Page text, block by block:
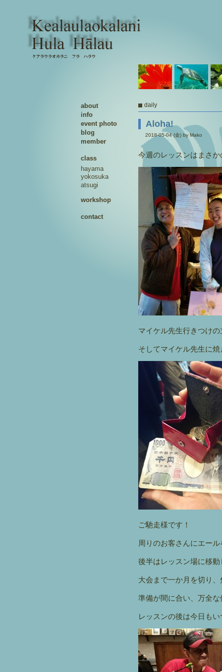
daily
Aloha!
2018-05-04 (金) by Mako
今週のレッスンはまさ
マイケル先生行きつけ
そしてマイケル先生に
ご馳走様です！
周りのお客さんにエー
後半はレッスン場に移
大会まで一か月を切り
準備が間に合い、万全
レッスンの後は今日も
about
info
event photo
blog
member
class
hayama
yokosuka
atsugi
workshop
contact